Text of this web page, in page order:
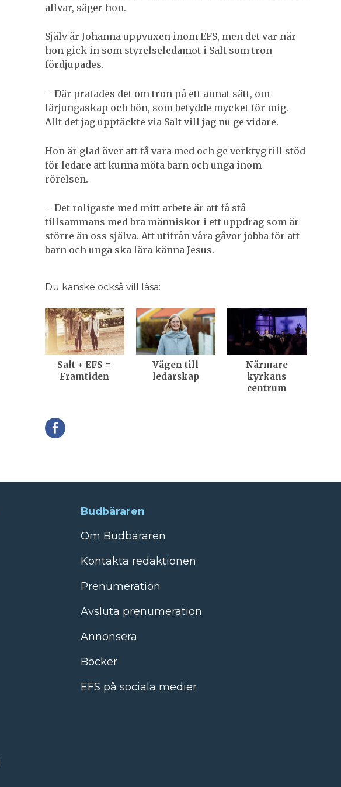
allvar, säger hon.
Själv är Johanna uppvuxen inom EFS, men det var när
hon gick in som styrelseledamot i Salt som tron
fördjupades.
– Där pratades det om tron på ett annat sätt, om
lärjungaskap och bön, som betydde mycket för mig.
Allt det jag upptäckte via Salt vill jag nu ge vidare.
Hon är glad över att få vara med och ge verktyg till stöd
för ledare att kunna möta barn och unga inom
rörelsen.
– Det roligaste med mitt arbete är att få stå
tillsammans med bra människor i ett uppdrag som är
större än oss själva. Att utifrån våra gåvor jobba för att
barn och unga ska lära känna Jesus.
Du kanske också vill läsa:
Salt + EFS =
Framtiden
Vägen till
ledarskap
Närmare
kyrkans
centrum
Budbäraren
Om Budbäraren
Kontakta redaktionen
Prenumeration
Avsluta prenumeration
Annonsera
Böcker
EFS på sociala medier